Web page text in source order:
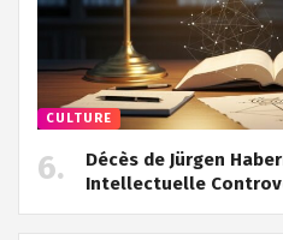
CULTURE
Décès de Jürgen
Intellectuelle